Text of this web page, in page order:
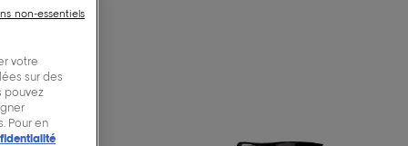
votre
sur des
pouvez
Pour en
non-essentiels